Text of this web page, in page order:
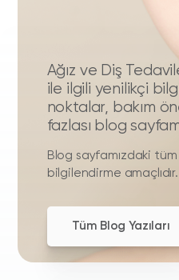
Ağız ve Diş
ile ilgili yenilikçi
noktalar, bakım
fazlası blog
Blog sayfamızdaki
bilgilendirme amaçlıdır.
Tüm Blog Yazıları